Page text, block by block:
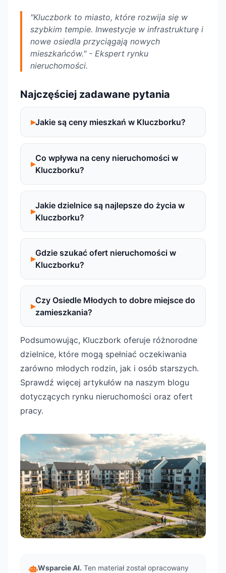
"Kluczbork to miasto, które rozwija się w
szybkim tempie. Inwestycje w infrastrukturę i
nowe osiedla przyciągają nowych
mieszkańców." - Ekspert rynku
nieruchomości.
Najczęściej zadawane pytania
Jakie są ceny mieszkań w Kluczborku?
Co wpływa na ceny nieruchomości w
Kluczborku?
Jakie dzielnice są najlepsze do życia w
Kluczborku?
Gdzie szukać ofert nieruchomości w
Kluczborku?
Czy Osiedle Młodych to dobre miejsce do
zamieszkania?
Podsumowując, Kluczbork oferuje różnorodne
dzielnice, które mogą spełniać oczekiwania
zarówno młodych rodzin, jak i osób starszych.
Sprawdź więcej artykułów na naszym blogu
dotyczących rynku nieruchomości oraz ofert
pracy.
Wsparcie AI. Ten materiał został opracowany